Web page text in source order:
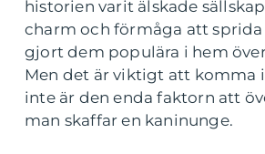
historien varit älskade
charm och förmåga att
gjort dem populära i hem
Men det är viktigt att komma
inte är den enda faktorn att
man skaffar en kaninunge.